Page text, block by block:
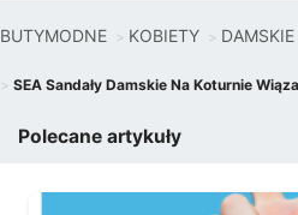
BUTYMODNE KOBIETY DAMSKIE
SEA Sandały Damskie Na Koturnie
Polecane artykuły